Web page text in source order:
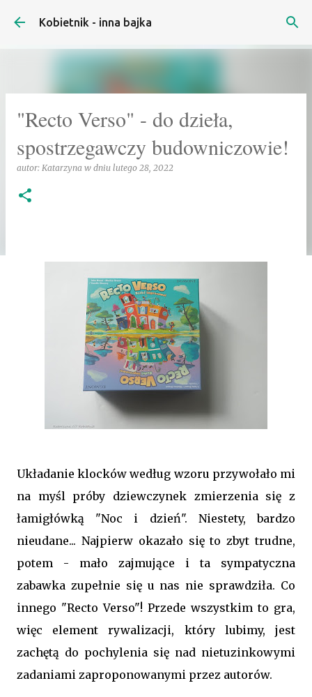
Przejdź do głównej zawartości
Kobietnik - inna bajka
"Recto Verso" - do dzieła,
spostrzegawczy budowniczowie!
autor: Katarzyna w dniu lutego 28, 2022
Układanie klocków według wzoru przywołało mi
na myśl próby dziewczynek zmierzenia się z
łamigłówką "Noc i dzień". Niestety, bardzo
nieudane... Najpierw okazało się to zbyt trudne,
potem - mało zajmujące i ta sympatyczna
zabawka zupełnie się u nas nie sprawdziła. Co
innego "Recto Verso"! Przede wszystkim to gra,
więc element rywalizacji, który lubimy, jest
zachętą do pochylenia się nad nietuzinkowymi
zadaniami zaproponowanymi przez autorów.